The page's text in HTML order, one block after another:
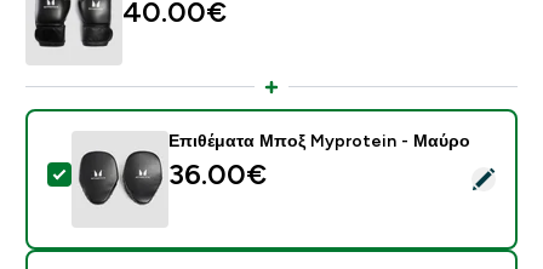
40.00€‎
Select this product - Επιθέματα Μποξ Myprotein -
Επιθέματα Μποξ Myprotein - Μαύρο
36.00€‎